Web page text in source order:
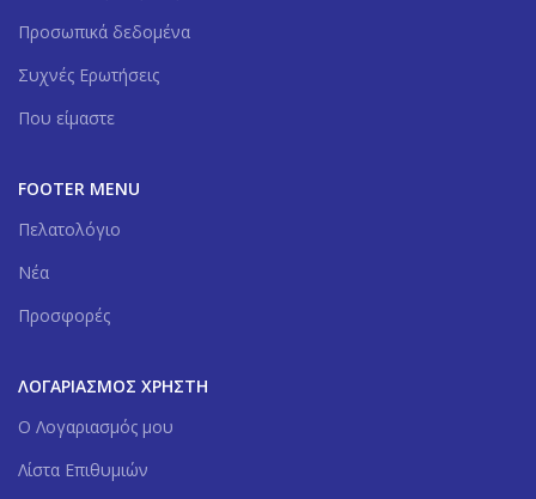
Προσωπικά δεδομένα
Συχνές Ερωτήσεις
Που είμαστε
FOOTER MENU
Πελατολόγιο
Νέα
Προσφορές
ΛΟΓΑΡΙΑΣΜΌΣ ΧΡΉΣΤΗ
Ο Λογαριασμός μου
Λίστα Επιθυμιών